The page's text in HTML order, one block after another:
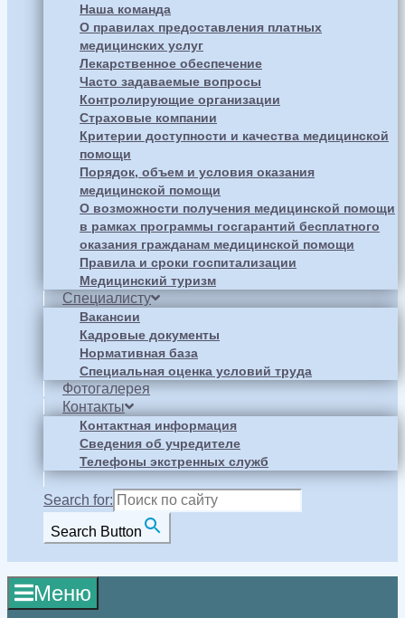
Наша команда
О правилах предоставления платных
медицинских услуг
Лекарственное обеспечение
Часто задаваемые вопросы
Контролирующие организации
Страховые компании
Критерии доступности и качества медицинской
помощи
Порядок, объем и условия оказания
медицинской помощи
О возможности получения медицинской помощи
в рамках программы госгарантий бесплатного
оказания гражданам медицинской помощи
Правила и сроки госпитализации
Медицинский туризм
Специалисту
Вакансии
Кадровые документы
Нормативная база
Специальная оценка условий труда
Фотогалерея
Контакты
Контактная информация
Сведения об учредителе
Телефоны экстренных служб
Search for:
Search Button
Меню